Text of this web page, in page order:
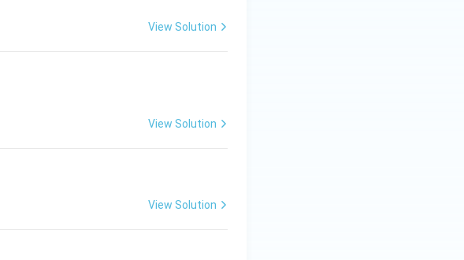
View Solution
View Solution
View Solution